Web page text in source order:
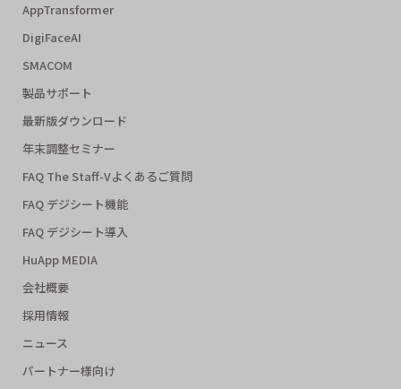
AppTransformer
DigiFaceAI
SMACOM
製品サポート
最新版ダウンロード
年末調整セミナー
FAQ The Staff-Vよくあるご質問
FAQ デジシート機能
FAQ デジシート導入
HuApp MEDIA
会社概要
採用情報
ニュース
パートナー様向け